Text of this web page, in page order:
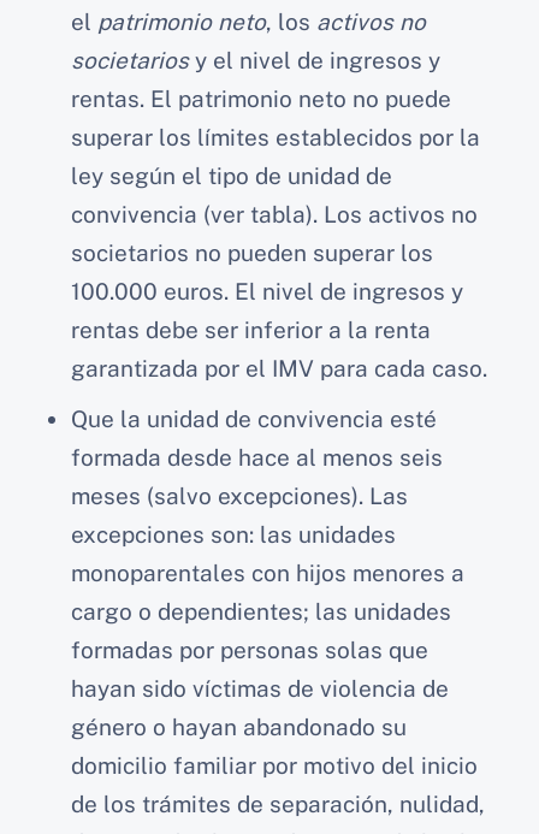
el patrimonio neto, los activos no
societariosy el nivel de ingresos y
rentas. El patrimonio neto no puede
superar los límites establecidos por la
ley según el tipo de unidad de
convivencia (ver tabla). Los activos no
societarios no pueden superar los
100.000 euros. El nivel de ingresos y
rentas debe ser inferior a la renta
garantizada por el IMV para cada caso.
Que la unidad de convivencia esté
formada desde hace al menos seis
meses (salvo excepciones). Las
excepciones son: las unidades
monoparentales con hijos menores a
cargo o dependientes; las unidades
formadas por personas solas que
hayan sido víctimas de violencia de
género o hayan abandonado su
domicilio familiar por motivo del inicio
de los trámites de separación, nulidad,